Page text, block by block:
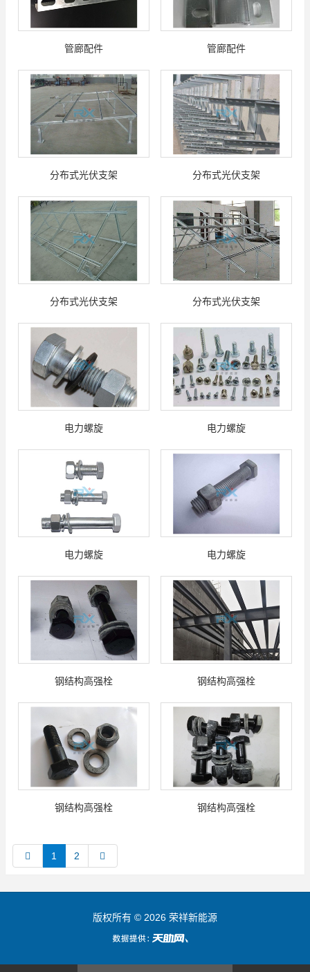
管廊配件 管廊配件
分布式光伏支架 分布式光伏支架
分布式光伏支架 分布式光伏支架
电力螺旋 电力螺旋
电力螺旋 电力螺旋
钢结构高强栓 钢结构高强栓
钢结构高强栓 钢结构高强栓
1 2
版权所有 © 2026 荣祥新能源